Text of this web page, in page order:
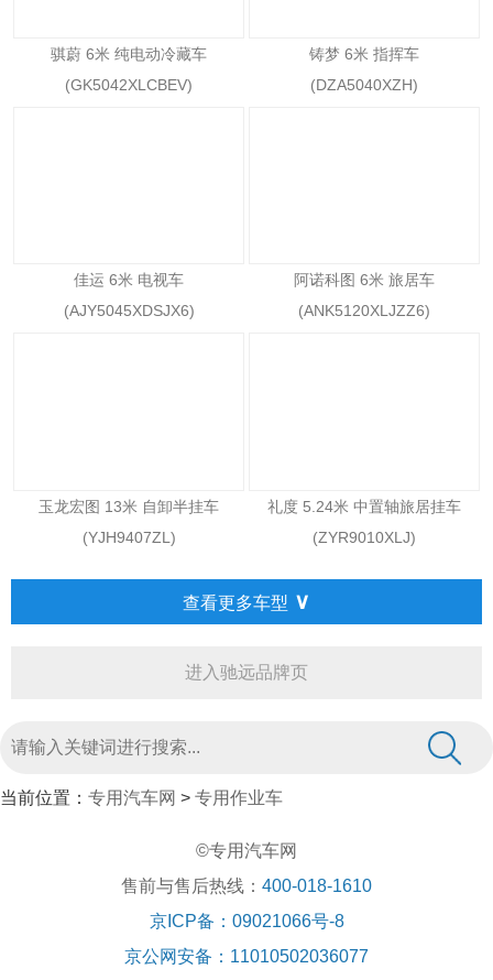
骐蔚 6米 纯电动冷藏车
(GK5042XLCBEV)
铸梦 6米 指挥车
(DZA5040XZH)
佳运 6米 电视车
(AJY5045XDSJX6)
阿诺科图 6米 旅居车
(ANK5120XLJZZ6)
玉龙宏图 13米 自卸半挂车
(YJH9407ZL)
礼度 5.24米 中置轴旅居挂车
(ZYR9010XLJ)
查看更多车型 ∨
进入驰远品牌页
当前位置： 专用汽车网 > 专用作业车
©专用汽车网
售前与售后热线： 400-018-1610
京ICP备：09021066号-8
京公网安备：11010502036077